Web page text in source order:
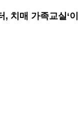
, 치매 가족교실‘